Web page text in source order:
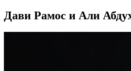
Дави Рамос и Али